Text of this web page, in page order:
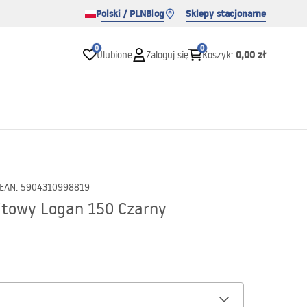
Polski / PLNBlog Sklepy stacjonarne
0
Ulubione Zaloguj się
0
Koszyk: 0,00 zł
EAN: 5904310998819
Logan 150 Czarny